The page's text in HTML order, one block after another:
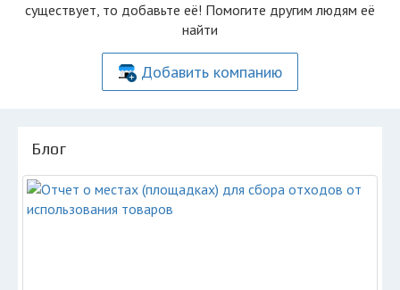
существует, то добавьте её! Помогите другим людям её
найти
Добавить компанию
Блог